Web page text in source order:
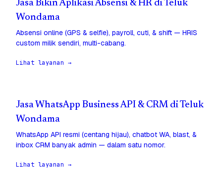
Jasa Bikin Aplikasi Absensi & HR di Teluk
Wondama
Absensi online (GPS & selfie), payroll, cuti, & shift — HRIS
custom milik sendiri, multi-cabang.
Lihat layanan →
Jasa WhatsApp Business API & CRM di Teluk
Wondama
WhatsApp API resmi (centang hijau), chatbot WA, blast, &
inbox CRM banyak admin — dalam satu nomor.
Lihat layanan →